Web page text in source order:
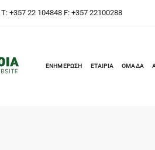
T: +357 22 104848 F: +357 22100288
ΕΝΗΜΕΡΩΣΗ ΕΤΑΙΡΙΑ ΟΜΑΔΑ